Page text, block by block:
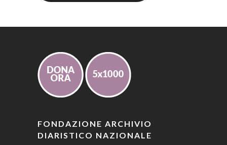
FONDAZIONE ARCHIVIO
DIARISTICO NAZIONALE